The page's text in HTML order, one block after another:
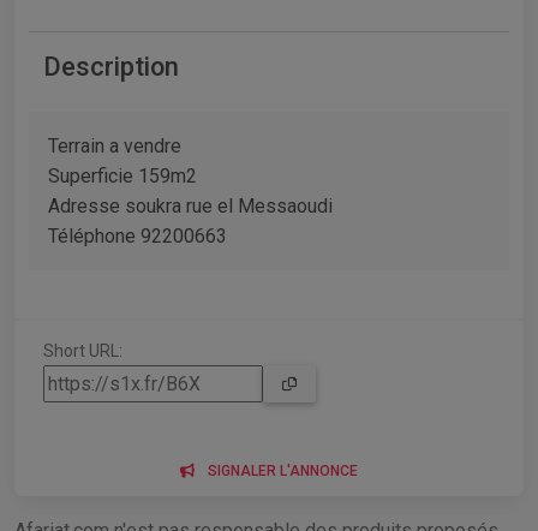
Description
Terrain a vendre
Superficie 159m2
Adresse soukra rue el Messaoudi
Téléphone 92200663
Short URL:
SIGNALER L'ANNONCE